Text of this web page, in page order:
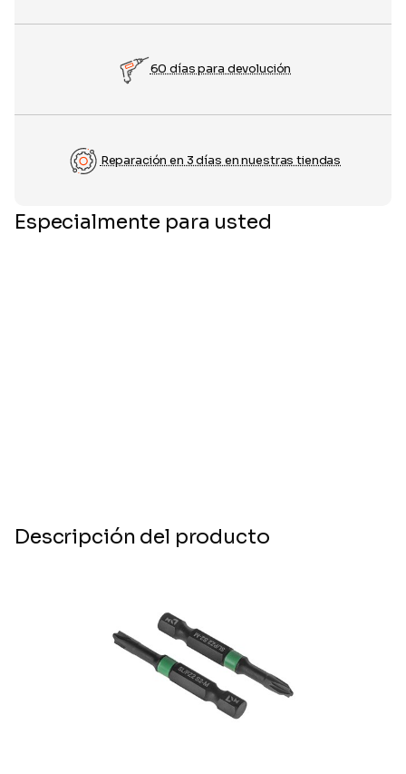
60 días para devolución
Reparación en 3 días en nuestras tiendas
Especialmente para usted
Descripción del producto